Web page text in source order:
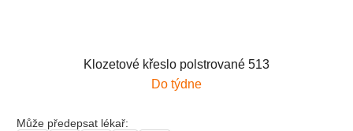
Klozetové křeslo polstrované 513
Do týdne
Může předepsat lékař: